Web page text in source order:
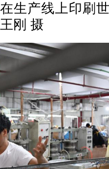
生产线上印刷
刚 摄